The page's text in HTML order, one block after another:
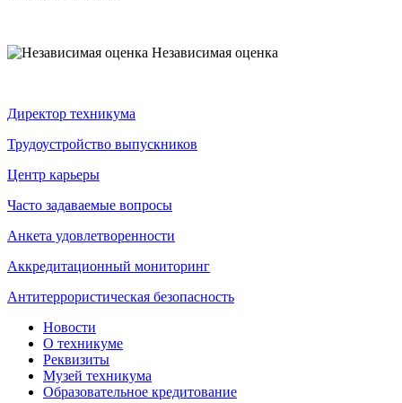
Независимая оценка
Директор техникума
Трудоустройство выпускников
Центр карьеры
Часто задаваемые вопросы
Анкета удовлетворенности
Аккредитационный мониторинг
Антитеррористическая безопасность
Новости
О техникуме
Реквизиты
Музей техникума
Образовательное кредитование